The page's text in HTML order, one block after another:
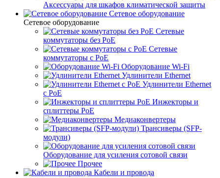
Аксессуары для шкафов климатической защиты
Сетевое оборудование
Сетевое оборудование
Сетевые
коммутаторы без PoE
Сетевые
коммутаторы с PoE
Оборудование Wi-Fi
Удлинители Ethernet
Удлинители Ethernet
с PoE
Инжекторы и
сплиттеры PoE
Медиаконвертеры
Трансиверы (SFP-
модули)
Оборудование для усиления сотовой связи
Прочее
Кабели и провода